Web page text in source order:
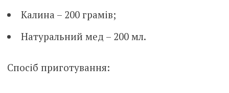
Калина – 200 грамів;
Натуральний мед – 200 мл.
Спосіб приготування: